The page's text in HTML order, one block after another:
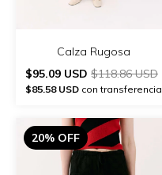
Calza Rugosa
$95.09 USD $118.86 USD
$85.58 USD con transferencia
20% OFF